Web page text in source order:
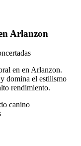
Arlanzon
en en Arlanzon.
domina el estilismo
rendimiento.
canino